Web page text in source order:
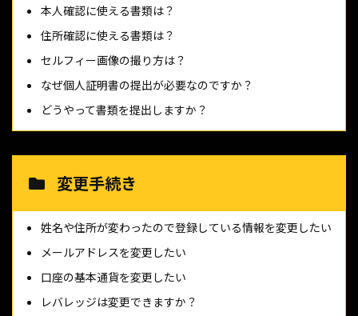
本人確認に使える書類は？
住所確認に使える書類は？
セルフィー画像の撮り方は？
なぜ個人証明書の提出が必要なのですか？
どうやって書類を提出しますか？
変更手続き
姓名や住所が変わったので登録している情報を変更したい
メールアドレスを変更したい
口座の基本通貨を変更したい
レバレッジは変更できますか？